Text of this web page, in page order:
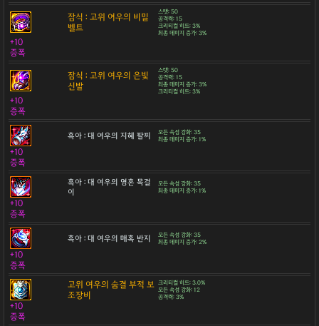
잠식 : 고위 여우의 비밀
벨트
스탯: 50
공격력: 15
크리티컬 히트: 3%
최종 데미지 증가: 3%
+10
증폭
잠식 : 고위 여우의 은빛
신발
스탯: 50
공격력: 15
최종 데미지 증가: 3%
크리티컬 히트: 3%
+10
증폭
흑아 : 대 여우의 지혜 팔찌
모든 속성 강화: 35
최종 데미지 증가: 1%
+10
증폭
흑아 : 대 여우의 영혼 목걸
이
모든 속성 강화: 35
최종 데미지 증가: 1%
+10
증폭
흑아 : 대 여우의 매혹 반지
모든 속성 강화: 35
최종 데미지 증가: 2%
+10
증폭
고위 여우의 숨결 부적 보
조장비
크리티컬 히트: 3.0%
모든 속성 강화: 12
공격력: 3%
+10
증폭